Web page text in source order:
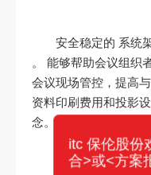
安全稳定的 系统
。 能够帮助会议组织
会议现场管控，提高
资料印刷费用和投影
念。
itc 保伦股份
合>或<方案